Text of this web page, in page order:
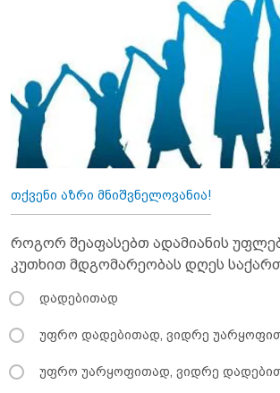
თქვენი აზრი მნიშვნელოვანია!
როგორ შეაფასებთ ადამიანის
კუთხით მდგომარეობას დღეს
დადებითად
უფრო დადებითად, ვიდრე
უფრო უარყოფითად, ვიდრე